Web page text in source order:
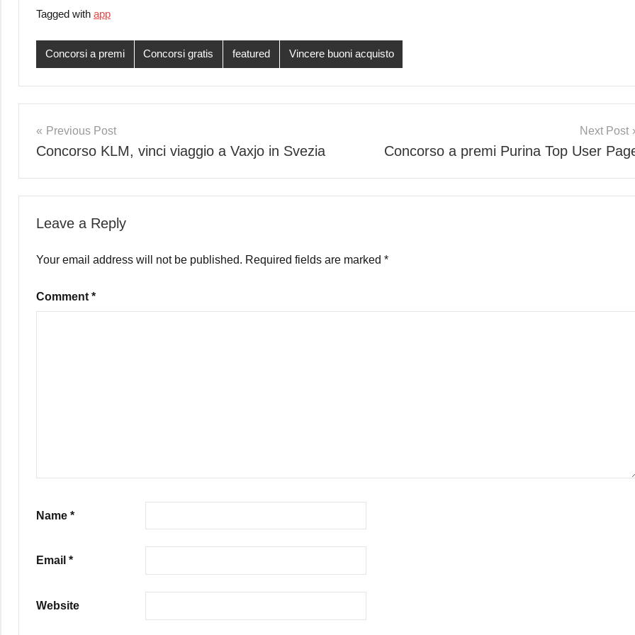
Tagged with app
Concorsi a premi Concorsi gratis featured Vincere buoni acquisto
Post
navigation
Previous Post
Concorso KLM, vinci viaggio a Vaxjo in Svezia
Next Post
Concorso a premi Purina Top User
Leave a Reply
Your email address will not be published. Required fields are marked *
Comment *
Name *
Email *
Website